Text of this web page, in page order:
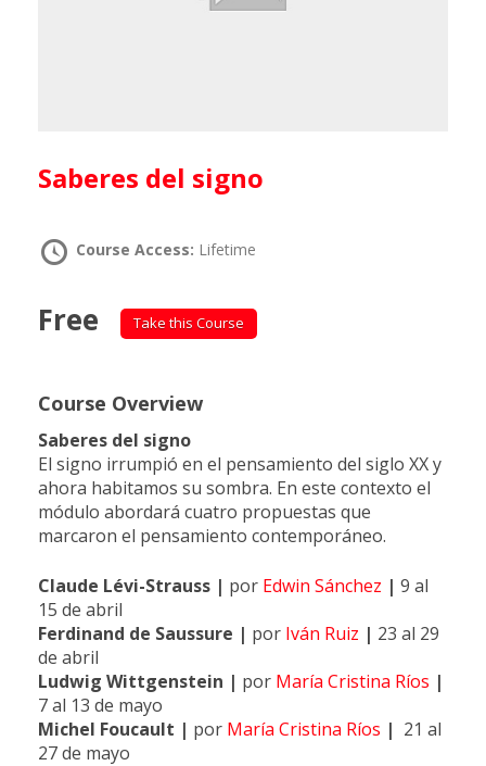
Saberes del signo
Course Access: Lifetime
Free Take this Course
Course Overview
Saberes del signo
El signo irrumpió en el pensamiento del siglo XX y
ahora habitamos su sombra. En este contexto el
módulo abordará cuatro propuestas que
marcaron el pensamiento contemporáneo.
Claude Lévi-Strauss | por Edwin Sánchez | 9 al
15 de abril
Ferdinand de Saussure | por Iván Ruiz | 23 al 29
de abril
Ludwig Wittgenstein | por María Cristina Ríos |
7 al 13 de mayo
Michel Foucault | por María Cristina Ríos | 21 al
27 de mayo